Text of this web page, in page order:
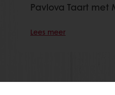
Pavlova Taart met
Lees meer